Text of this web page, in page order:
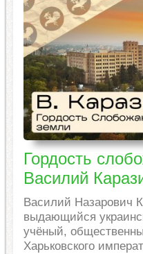
Гордость
Василий
Василий Назарович
выдающийся
учёный,
Харьковского